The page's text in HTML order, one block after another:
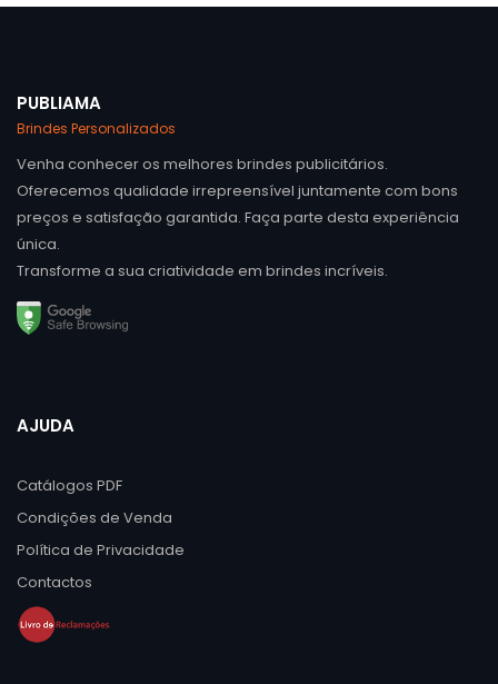
PUBLIAMA
Brindes Personalizados
Venha conhecer os melhores brindes publicitários.
Oferecemos qualidade irrepreensível juntamente com bons
preços e satisfação garantida. Faça parte desta experiência
única.
Transforme a sua criatividade em brindes incríveis.
AJUDA
Catálogos PDF
Condições de Venda
Política de Privacidade
Contactos